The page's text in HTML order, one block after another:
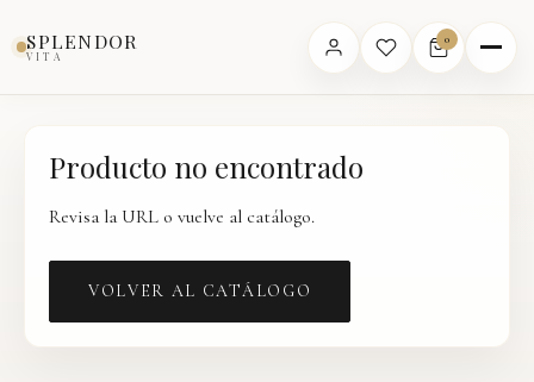
SPLENDOR
VITA
0
Producto no encontrado
Revisa la URL o vuelve al catálogo.
VOLVER AL CATÁLOGO